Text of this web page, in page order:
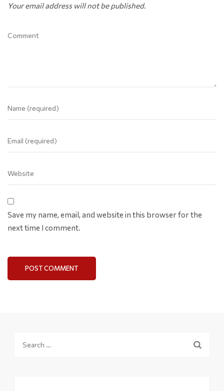
Your email address will not be published.
Save my name, email, and website in this browser for the
next time I comment.